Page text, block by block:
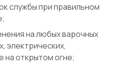
службы при правильном
на любых варочных
электрических,
на открытом огне;